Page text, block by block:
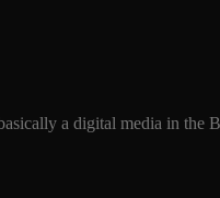
a digital media in the